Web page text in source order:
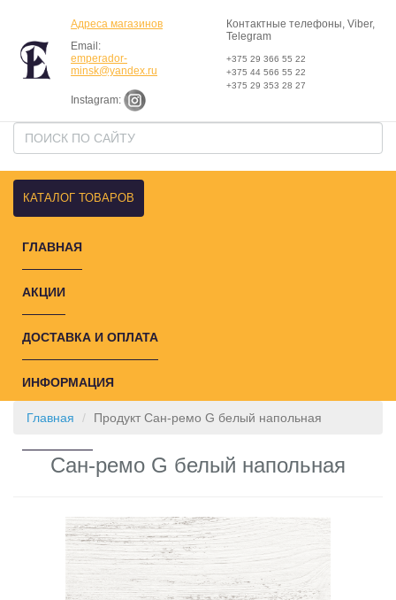
Адреса магазинов
Email:
emperador-
minsk@yandex.ru
Instagram:
Контактные телефоны, Viber,
Telegram
+375 29 366 55 22
+375 44 566 55 22
+375 29 353 28 27
КАТАЛОГ ТОВАРОВ
ГЛАВНАЯ
АКЦИИ
ДОСТАВКА И ОПЛАТА
ИНФОРМАЦИЯ
Главная Продукт Сан-ремо G белый напольная
Сан-ремо G белый напольная